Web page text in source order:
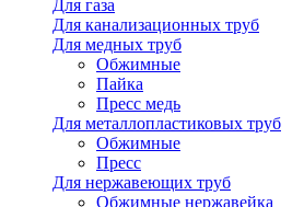
Для газа
Для канализационных труб
Для медных труб
Обжимные
Пайка
Пресс медь
Для металлопластиковых труб
Обжимные
Пресс
Для нержавеющих труб
Обжимные нержавейка